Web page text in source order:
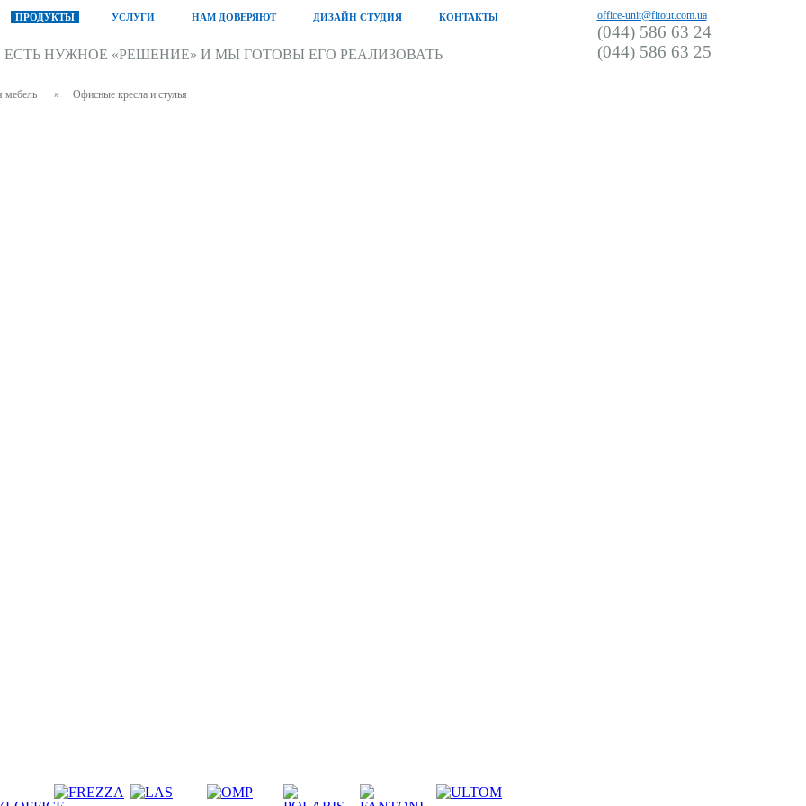
ПРОДУКТЫ УСЛУГИ НАМ ДОВЕРЯЮТ ДИЗАЙН СТУДИЯ КОНТАКТЫ
ЕСТЬ НУЖНОЕ «РЕШЕНИЕ» И МЫ ГОТОВЫ ЕГО РЕАЛИЗОВАТЬ
office-unit@fitout.com.ua
(044) 586 63 24
(044) 586 63 25
мебель » Офисные кресла и стулья